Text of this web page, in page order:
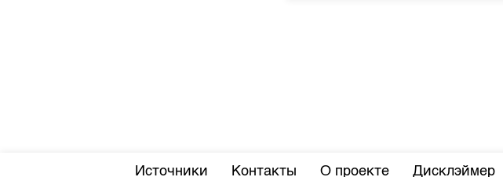
Источники Контакты О проекте Дисклэймер